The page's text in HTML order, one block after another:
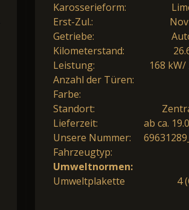
Karosserieform:
Erst-Zul.:
Getriebe:
Kilometerstand:
Leistung:
168 kW/
Anzahl der Türen:
Farbe:
Standort:
Lieferzeit:
ab ca.
Unsere Nummer:
Fahrzeugtyp:
Umweltnormen:
Umweltplakette
4